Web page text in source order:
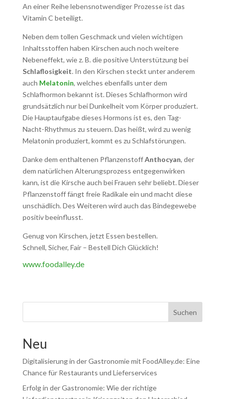
An einer Reihe lebensnotwendiger Prozesse ist das
Vitamin C beteiligt.
Neben dem tollen Geschmack und vielen wichtigen
Inhaltsstoffen haben Kirschen auch noch weitere
Nebeneffekt, wie z. B. die positive Unterstützung bei
Schlaflosigkeit. In den Kirschen steckt unter anderem
auch Melatonin, welches ebenfalls unter dem
Schlafhormon bekannt ist. Dieses Schlafhormon wird
grundsätzlich nur bei Dunkelheit vom Körper produziert.
Die Hauptaufgabe dieses Hormons ist es, den Tag-
Nacht-Rhythmus zu steuern. Das heißt, wird zu wenig
Melatonin produziert, kommt es zu Schlafstörungen.
Danke dem enthaltenen PflanzenstoffAnthocyan, der
dem natürlichen Alterungsprozess entgegenwirken
kann, ist die Kirsche auch bei Frauen sehr beliebt. Dieser
Pflanzenstoff fängt freie Radikale ein und macht diese
unschädlich. Des Weiteren wird auch das Bindegewebe
positiv beeinflusst.
Genug von Kirschen, jetzt Essen bestellen.
Schnell, Sicher, Fair – Bestell Dich Glücklich!
www.foodalley.de
Suchen
Neu
Digitalisierung in der Gastronomie mit FoodAlley.de: Eine
Chance für Restaurants und Lieferservices
Erfolg in der Gastronomie: Wie der richtige